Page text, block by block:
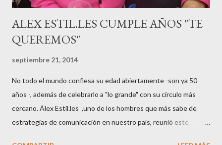
ALEX ESTIL.LES CUMPLE AÑOS "TE
QUEREMOS"
septiembre 21, 2014
No todo el mundo confiesa su edad abiertamente -son ya 50
años -, además de celebrarlo a "lo grande" con su círculo más
cercano. Álex Estil.les ,uno de los hombres que más sabe de
estrategias de comunicación en nuestro país, reunió este